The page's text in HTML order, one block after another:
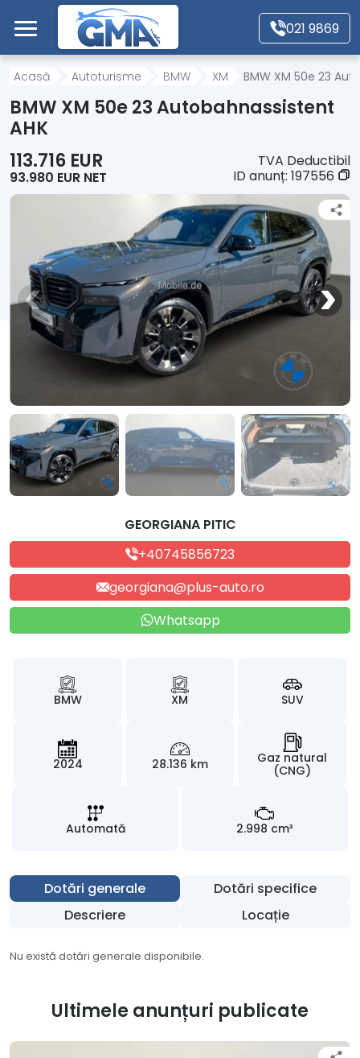
Mergi direct la conținutul principal
021 9869
Acasă
Autoturisme
Motociclete
Alte tipuri vehicule
Despre Noi
Contact
Acasă Autoturisme BMW XM BMW XM 50e 23
BMW XM 50e 23 Autobahnassistent
AHK
113.716 EUR
93.980 EUR NET
TVA Deductibil
ID anunț: 197556
GEORGIANA PITIC
+40745856723
georgiana@plus-auto.ro
Whatsapp
BMW XM SUV
2024 28.136 km
Gaz natural
(CNG)
Automată 2.998 cm³
Dotări generale
Dotări specifice
Descriere
Locație
Nu există dotări generale disponibile.
Ultimele anunțuri publicate